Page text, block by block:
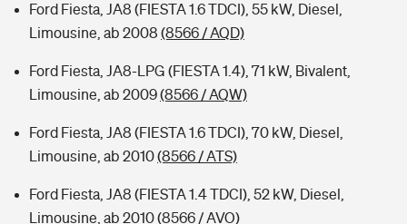
Ford Fiesta, JA8 (FIESTA 1.6 TDCI), 55 kW, Diesel,
Limousine, ab 2008 (8566 / AQD)
Ford Fiesta, JA8-LPG (FIESTA 1.4), 71 kW, Bivalent,
Limousine, ab 2009(8566 / AQW)
Ford Fiesta, JA8 (FIESTA 1.6 TDCI), 70 kW, Diesel,
Limousine, ab 2010(8566 / ATS)
Ford Fiesta, JA8 (FIESTA 1.4 TDCI), 52 kW, Diesel,
Limousine, ab 2010(8566 / AVO)